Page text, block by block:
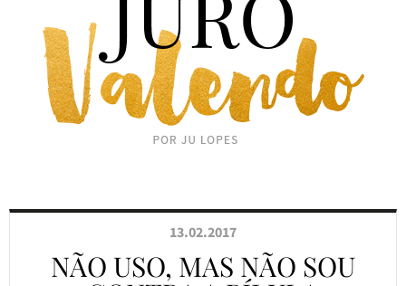
13.02.2017
NÃO USO, MAS NÃO SOU